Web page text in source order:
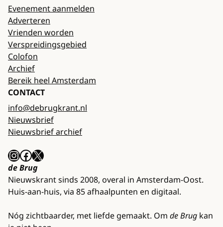
Evenement aanmelden
Adverteren
Vrienden worden
Verspreidingsgebied
Colofon
Archief
Bereik heel Amsterdam
CONTACT
info@debrugkrant.nl
Nieuwsbrief
Nieuwsbrief archief
InstagramFacebook X
de Brug
Nieuwskrant sinds 2008, overal in Amsterdam-Oost.
Huis-aan-huis, via 85 afhaalpunten en digitaal.
Nóg zichtbaarder, met liefde gemaakt. Om de Brug kan